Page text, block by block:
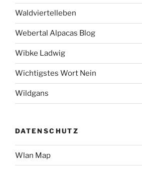
Waldviertelleben
Webertal Alpacas Blog
Wibke Ladwig
Wichtigstes Wort Nein
Wildgans
DATENSCHUTZ
Wlan Map